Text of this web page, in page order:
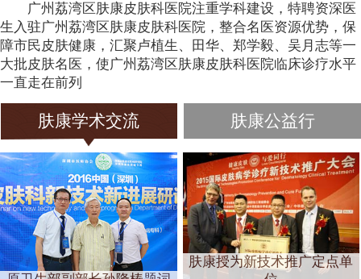
广州荔湾区肤康皮肤科医院注重学科建设，特聘资深医
生入驻广州荔湾区肤康皮肤科医院，整合名医资源优势，保
障市民皮肤健康，汇聚卢植生、田华、郑学毅、吴月志等一
大批皮肤名医，使广州荔湾区肤康皮肤科医院临床诊疗水平
一直走在前列
肤康学术交流 肤康公益行
肤康授为新技术推广定点单